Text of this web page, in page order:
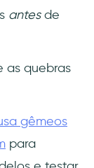
antesde
as quebras
gêmeos
para